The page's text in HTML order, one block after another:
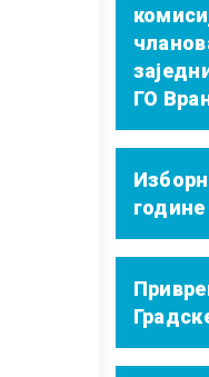
ГО
године